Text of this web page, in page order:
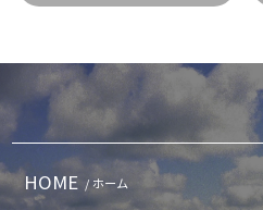
HOME / ホーム